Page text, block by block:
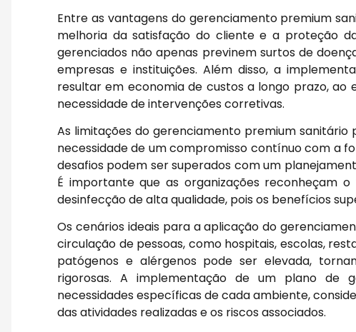
Entre as vantagens do gerenciamento premium
melhoria da satisfação do cliente e a proteção
gerenciados não apenas previnem surtos de
empresas e instituições. Além disso, a
resultar em economia de custos a longo prazo,
necessidade de intervenções corretivas.
As limitações do gerenciamento premium
necessidade de um compromisso contínuo com a
desafios podem ser superados com um
É importante que as organizações reconheçam
desinfecção de alta qualidade, pois os benefícios
Os cenários ideais para a aplicação do
circulação de pessoas, como hospitais, escolas,
patógenos e alérgenos pode ser elevada,
rigorosas. A implementação de um plano de
necessidades específicas de cada ambiente,
das atividades realizadas e os riscos associados.